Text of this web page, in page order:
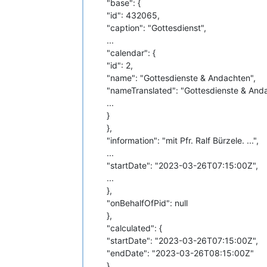
"base": {
"id": 432065,
"caption": "Gottesdienst",
...
"calendar": {
"id": 2,
"name": "Gottesdienste & Andachten",
"nameTranslated": "Gottesdienste &
...
}
},
"information": "mit Pfr. Ralf Bürzele. ...",
...
"startDate": "2023-03-26T07:15:00Z",
...
},
"onBehalfOfPid": null
},
"calculated": {
"startDate": "2023-03-26T07:15:00Z",
"endDate": "2023-03-26T08:15:00Z"